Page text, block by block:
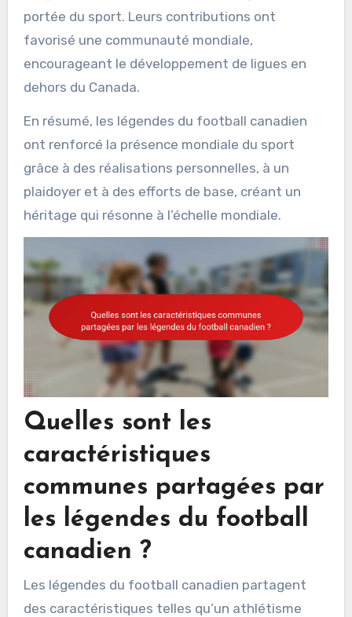
portée du sport. Leurs contributions ont
favorisé une communauté mondiale,
encourageant le développement de ligues en
dehors du Canada.
En résumé, les légendes du football canadien
ont renforcé la présence mondiale du sport
grâce à des réalisations personnelles, à un
plaidoyer et à des efforts de base, créant un
héritage qui résonne à l’échelle mondiale.
Quelles sont les
caractéristiques
communes partagées par
les légendes du football
canadien ?
Les légendes du football canadien partagent
des caractéristiques telles qu’un athlétisme